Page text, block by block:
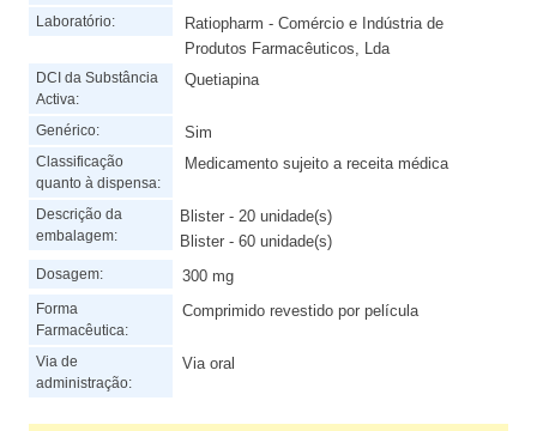
Laboratório:
Ratiopharm - Comércio e Indústria de
Produtos Farmacêuticos, Lda
DCI da Substância
Activa:
Quetiapina
Genérico: Sim
Classificação
quanto à dispensa:
Medicamento sujeito a receita médica
Descrição da
embalagem:
Blister - 20 unidade(s)
Blister - 60 unidade(s)
Dosagem: 300 mg
Forma
Farmacêutica:
Comprimido revestido por película
Via de
administração:
Via oral